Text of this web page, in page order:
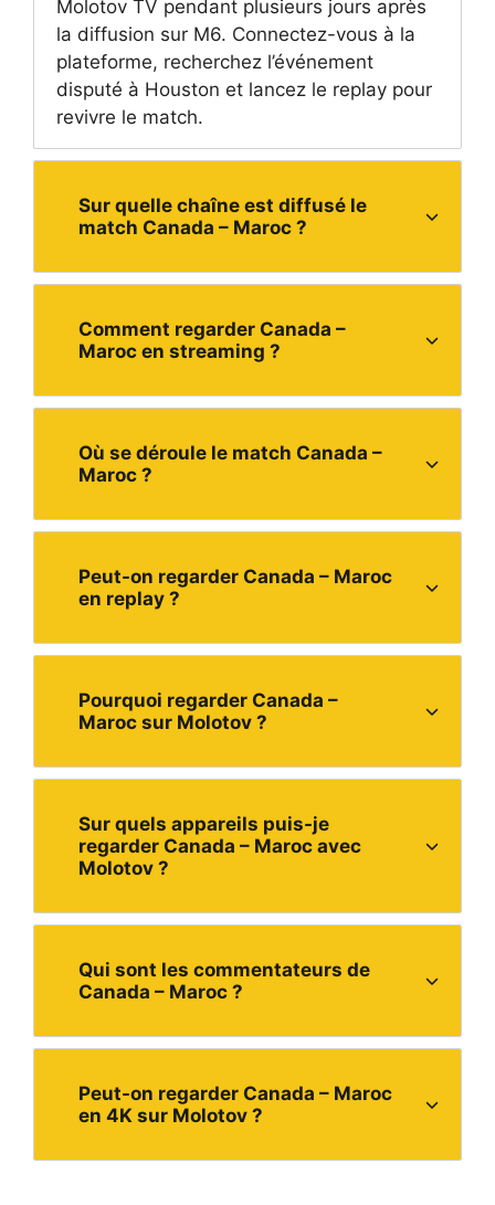
Molotov TV pendant plusieurs jours après
la diffusion sur M6. Connectez-vous à la
plateforme, recherchez l’événement
disputé à Houston et lancez le replay pour
revivre le match.
Sur quelle chaîne est diffusé le
match Canada – Maroc ?
Comment regarder Canada –
Maroc en streaming ?
Où se déroule le match Canada –
Maroc ?
Peut-on regarder Canada – Maroc
en replay ?
Pourquoi regarder Canada –
Maroc sur Molotov ?
Sur quels appareils puis-je
regarder Canada – Maroc avec
Molotov ?
Qui sont les commentateurs de
Canada – Maroc ?
Peut-on regarder Canada – Maroc
en 4K sur Molotov ?